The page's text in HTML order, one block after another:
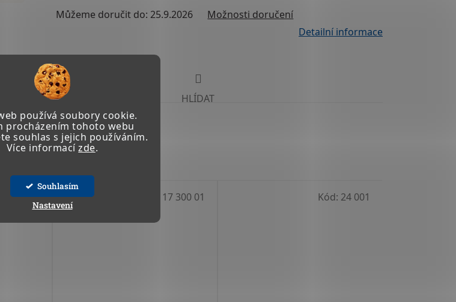
používá soubory cookie.
procházením tohoto webu
souhlas s jejich používáním.
Více informacízde.
Souhlasím
Nastavení
Můžeme doručit do: 25.9.2026 Možnosti doručení
Detailní informace
HLÍDAT
22 424 01 17 300 01 Kód: 24 001